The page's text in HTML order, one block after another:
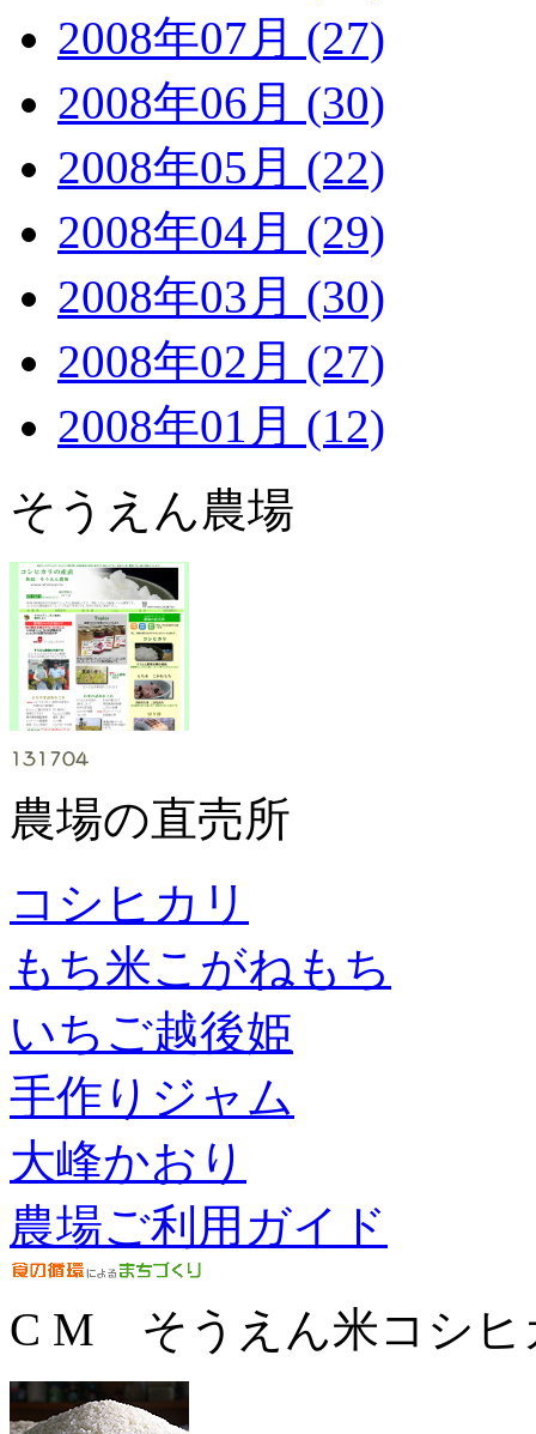
2008年07月 (27)
2008年06月 (30)
2008年05月 (22)
2008年04月 (29)
2008年03月 (30)
2008年02月 (27)
2008年01月 (12)
そうえん農場
農場の直売所
コシヒカリ
もち米こがねもち
いちご越後姫
手作りジャム
大峰かおり
農場ご利用ガイド
C M そうえん米コシヒ